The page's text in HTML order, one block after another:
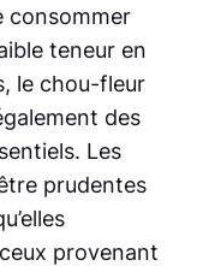
consommer
teneur en
le chou-fleur
des
Les
prudentes
provenant